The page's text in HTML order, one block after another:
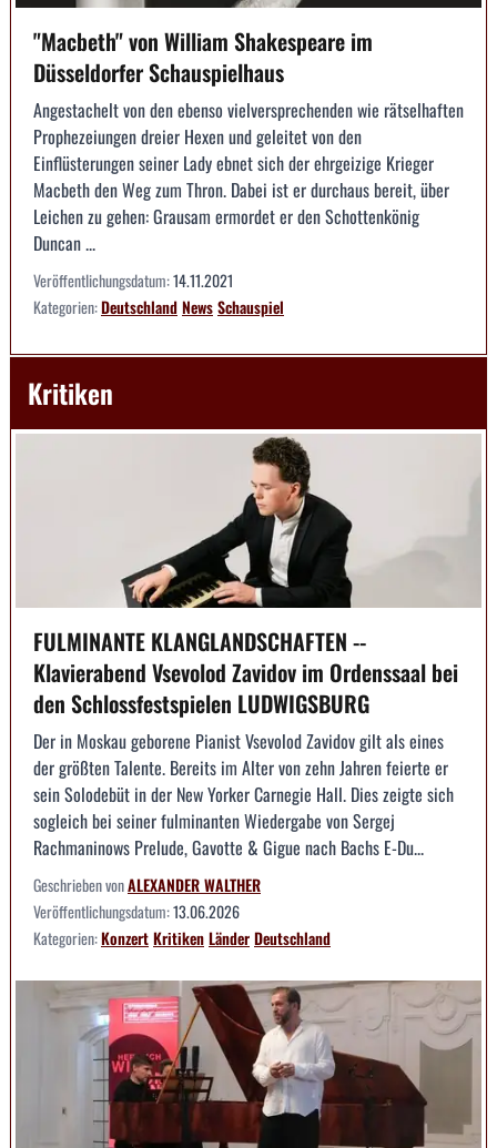
"Macbeth" von William Shakespeare im
Düsseldorfer Schauspielhaus
Angestachelt von den ebenso vielversprechenden wie rätselhaften
Prophezeiungen dreier Hexen und geleitet von den
Einflüsterungen seiner Lady ebnet sich der ehrgeizige Krieger
Macbeth den Weg zum Thron. Dabei ist er durchaus bereit, über
Leichen zu gehen: Grausam ermordet er den Schottenkönig
Duncan ...
Veröffentlichungsdatum:14.11.2021
Kategorien:DeutschlandNewsSchauspiel
Kritiken
FULMINANTE KLANGLANDSCHAFTEN --
Klavierabend Vsevolod Zavidov im Ordenssaal bei
den Schlossfestspielen LUDWIGSBURG
Der in Moskau geborene Pianist Vsevolod Zavidov gilt als eines
der größten Talente. Bereits im Alter von zehn Jahren feierte er
sein Solodebüt in der New Yorker Carnegie Hall. Dies zeigte sich
sogleich bei seiner fulminanten Wiedergabe von Sergej
Rachmaninows Prelude, Gavotte & Gigue nach Bachs E-Du...
Geschrieben vonALEXANDER WALTHER
Veröffentlichungsdatum:13.06.2026
Kategorien:KonzertKritikenLänderDeutschland